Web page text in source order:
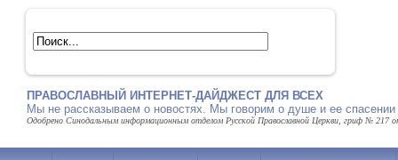
ПРАВОСЛАВНЫЙ ИНТЕРНЕТ-ДАЙДЖЕСТ ДЛЯ ВСЕХ
Мы не рассказываем о новостях. Мы говорим о душе и ее спасении
Одобрено Синодальным информационным отделом Русской Православной Церкви, гриф № 217